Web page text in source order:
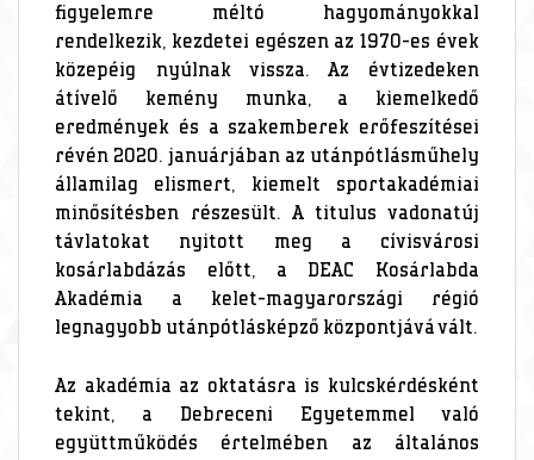
figyelemre méltó hagyományokkal
rendelkezik, kezdetei egészen az 1970-es évek
közepéig nyúlnak vissza. Az évtizedeken
átívelő kemény munka, a kiemelkedő
eredmények és a szakemberek erőfeszítései
révén 2020. januárjában az utánpótlásműhely
államilag elismert, kiemelt sportakadémiai
minősítésben részesült. A titulus vadonatúj
távlatokat nyitott meg a cívisvárosi
kosárlabdázás előtt, a DEAC Kosárlabda
Akadémia a kelet-magyarországi régió
legnagyobb utánpótlásképző központjává vált.
Az akadémia az oktatásra is kulcskérdésként
tekint, a Debreceni Egyetemmel való
együttműködés értelmében az általános